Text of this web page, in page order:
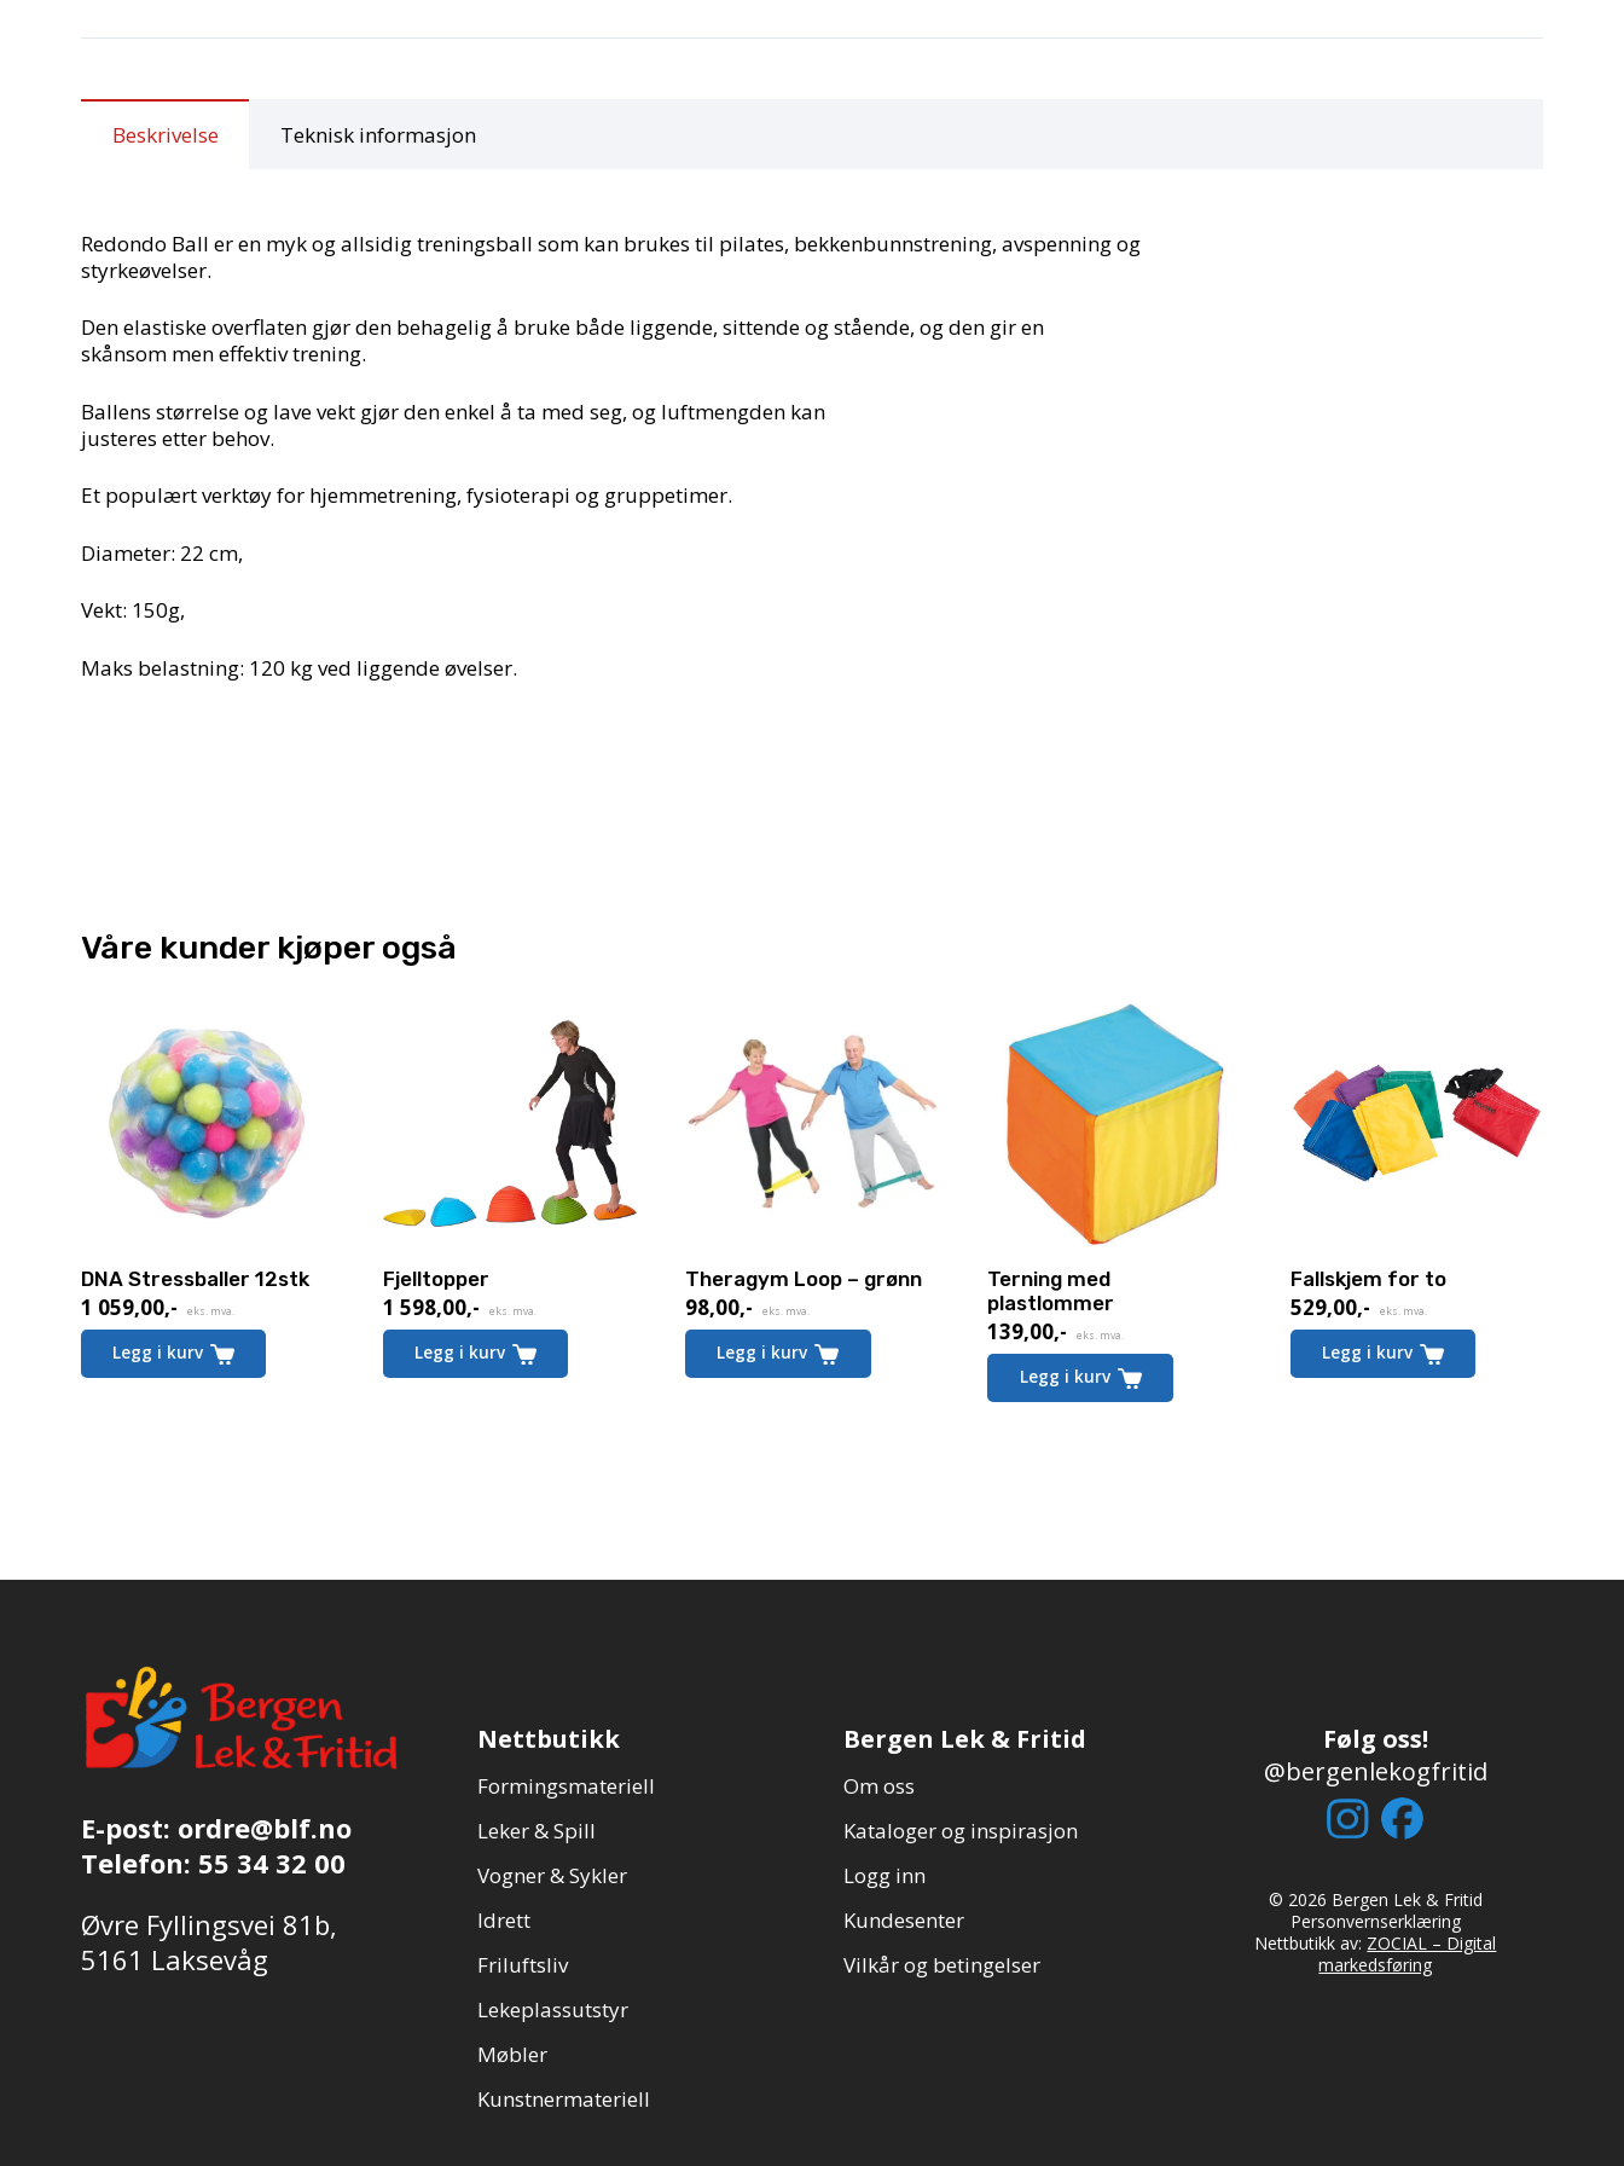
Beskrivelse Teknisk informasjon
Redondo Ball er en myk og allsidig treningsball som kan brukes til pilates, bekkenbunnstrening, avspenning og
styrkeøvelser.
Den elastiske overflaten gjør den behagelig å bruke både liggende, sittende og stående, og den gir en
skånsom men effektiv trening.
Ballens størrelse og lave vekt gjør den enkel å ta med seg, og luftmengden kan
justeres etter behov.
Et populært verktøy for hjemmetrening, fysioterapi og gruppetimer.
Diameter: 22 cm,
Vekt: 150g,
Maks belastning: 120 kg ved liggende øvelser.
Våre kunder kjøper også
DNA Stressballer 12stk
1 059,00,- eks. mva.
Legg i kurv
Fjelltopper
1 598,00,- eks. mva.
Legg i kurv
Theragym Loop – grønn
98,00,- eks. mva.
Legg i kurv
Terning med
plastlommer
139,00,- eks. mva.
Legg i kurv
Fallskjem for to
529,00,- eks. mva.
Legg i kurv
E-post: ordre@blf.no
Telefon: 55 34 32 00
Øvre Fyllingsvei 81b,
5161 Laksevåg
Nettbutikk
Formingsmateriell
Leker & Spill
Vogner & Sykler
Idrett
Friluftsliv
Lekeplassutstyr
Møbler
Kunstnermateriell
Bergen Lek & Fritid
Om oss
Kataloger og inspirasjon
Logg inn
Kundesenter
Vilkår og betingelser
Følg oss!
@bergenlekogfritid
© 2026 Bergen Lek & Fritid
Personvernserklæring
Nettbutikk av: ZOCIAL – Digital
markedsføring